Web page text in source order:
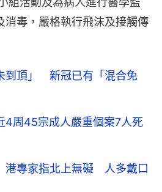
消毒，嚴格執行飛沫及接觸傳
到頂」 新冠已有「混合免
4周45宗成人嚴重個案7人死
專家指北上無礙 人多戴口